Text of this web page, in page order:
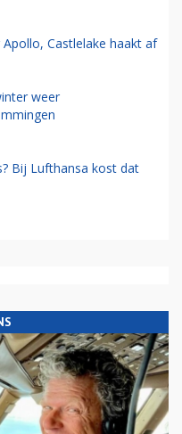
Castlelake haakt af
weer
Bij Lufthansa kost dat